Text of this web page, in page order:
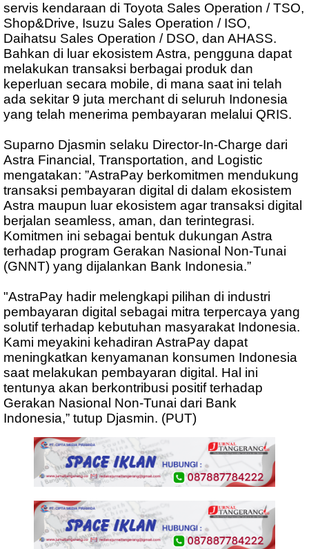
servis kendaraan di Toyota Sales Operation / TSO,
Shop&Drive, Isuzu Sales Operation / ISO,
Daihatsu Sales Operation / DSO, dan AHASS.
Bahkan di luar ekosistem Astra, pengguna dapat
melakukan transaksi berbagai produk dan
keperluan secara mobile, di mana saat ini telah
ada sekitar 9 juta merchant di seluruh Indonesia
yang telah menerima pembayaran melalui QRIS.
Suparno Djasmin selaku Director-In-Charge dari
Astra Financial, Transportation, and Logistic
mengatakan: ”AstraPay berkomitmen mendukung
transaksi pembayaran digital di dalam ekosistem
Astra maupun luar ekosistem agar transaksi digital
berjalan seamless, aman, dan terintegrasi.
Komitmen ini sebagai bentuk dukungan Astra
terhadap program Gerakan Nasional Non-Tunai
(GNNT) yang dijalankan Bank Indonesia.”
"AstraPay hadir melengkapi pilihan di industri
pembayaran digital sebagai mitra terpercaya yang
solutif terhadap kebutuhan masyarakat Indonesia.
Kami meyakini kehadiran AstraPay dapat
meningkatkan kenyamanan konsumen Indonesia
saat melakukan pembayaran digital. Hal ini
tentunya akan berkontribusi positif terhadap
Gerakan Nasional Non-Tunai dari Bank
Indonesia,” tutup Djasmin. (PUT)